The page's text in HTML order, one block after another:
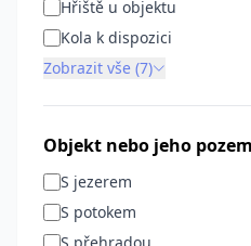
Hřiště u objektu
Kola k dispozici
Zobrazit vše (7)
Objekt nebo jeho
S jezerem
S potokem